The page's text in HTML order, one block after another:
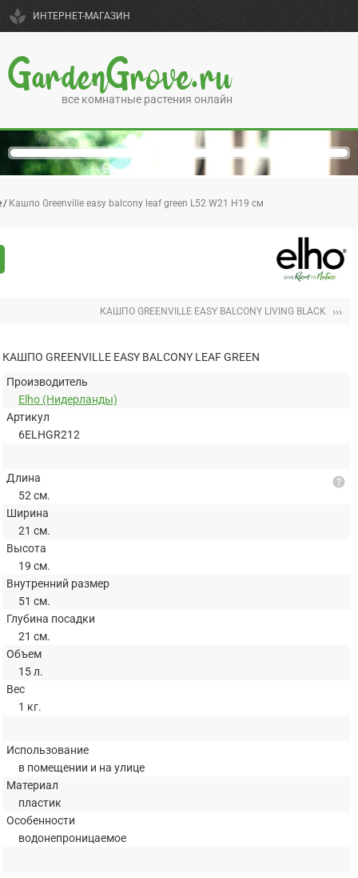
spa ИНТЕРНЕТ-МАГАЗИН
GardenGrove.ru
все комнатные растения онлайн
Кашпо Greenville easy balcony leaf green L52 W21 H19 см
КАШПО GREENVILLE EASY BALCONY LIVING BLACK ›››
КАШПО GREENVILLE EASY BALCONY LEAF GREEN
Производитель
Elho (Нидерланды)
Артикул
6ELHGR212
Длина
52 см.
Ширина
21 см.
Высота
19 см.
Внутренний размер
51 см.
Глубина посадки
21 см.
Объем
15 л.
Вес
1 кг.
help
Использование
в помещении и на улице
Материал
пластик
Особенности
водонепроницаемое